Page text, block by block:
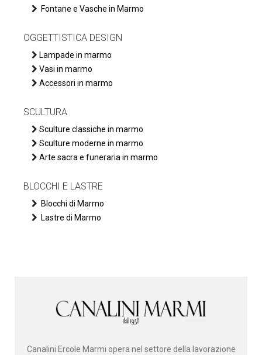
Fontane e Vasche in Marmo
OGGETTISTICA DESIGN
Lampade in marmo
Vasi in marmo
Accessori in marmo
SCULTURA
Sculture classiche in marmo
Sculture moderne in marmo
Arte sacra e funeraria in marmo
BLOCCHI E LASTRE
Blocchi di Marmo
Lastre di Marmo
Canalini Ercole Marmi opera nel settore della lavorazione